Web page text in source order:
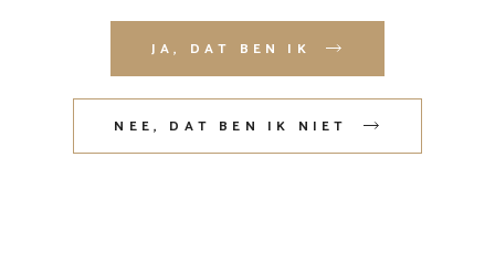
JA, DAT BEN IK
NEE, DAT BEN IK NIET
Mijn naam, e-mail en site opslaan in
deze browser voor de volgende
keer wanneer ik een reactie plaats.